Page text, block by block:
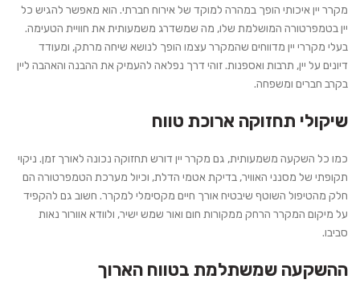
מקרר יין איכותי הופך במהרה למוקד של אירוח חברתי. הוא מאפשר להגיש כל
יין בטמפרטורה המושלמת שלו, מה שמשדרג משמעותית את חוויית הטעימה.
בעלי מקררי יין מדווחים שהמקרר עצמו הופך לנושא שיחה מרתק, ומעודד
דיונים על יין, תרבות ואספנות. זוהי דרך נפלאה להעמיק את ההבנה והאהבה ליין
בקרב חברים ומשפחה.
שיקולי תחזוקה ארוכת טווח
כמו כל השקעה משמעותית, גם מקרר יין דורש תחזוקה נכונה לאורך זמן. ניקוי
תקופתי של מסנני האוויר, בדיקת אטמי הדלת, וכיול מערכת הטמפרטורה הם
חלק מהטיפול השוטף שיבטיח אורך חיים מקסימלי למקרר. חשוב גם להקפיד
על מיקום המקרר הרחק ממקורות חום ואור שמש ישיר, ולוודא אוורור נאות
סביבו.
ההשקעה שמשתלמת בטווח הארוך